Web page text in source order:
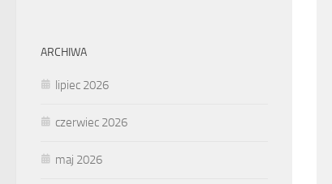
ARCHIWA
lipiec 2026
czerwiec 2026
maj 2026